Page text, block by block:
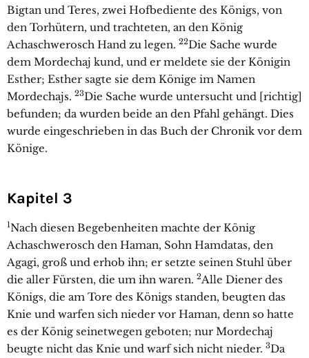
Bigtan und Teres, zwei Hofbediente des Königs, von
den Torhütern, und trachteten, an den König
Achaschwerosch Hand zu legen. 22Die Sache wurde
dem Mordechaj kund, und er meldete sie der Königin
Esther; Esther sagte sie dem Könige im Namen
Mordechajs. 23Die Sache wurde untersucht und [richtig]
befunden; da wurden beide an den Pfahl gehängt. Dies
wurde eingeschrieben in das Buch der Chronik vor dem
Könige.
Kapitel 3
1Nach diesen Begebenheiten machte der König
Achaschwerosch den Haman, Sohn Hamdatas, den
Agagi, groß und erhob ihn; er setzte seinen Stuhl über
die aller Fürsten, die um ihn waren. 2Alle Diener des
Königs, die am Tore des Königs standen, beugten das
Knie und warfen sich nieder vor Haman, denn so hatte
es der König seinetwegen geboten; nur Mordechaj
beugte nicht das Knie und warf sich nicht nieder. 3Da